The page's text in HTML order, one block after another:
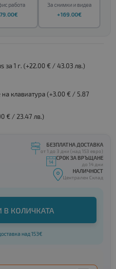
работа За снимки и видеа
+169.00€
за 1 г. (+22.00 € / 43.03 лв.)
клавиатура (+3.00 € / 5.87
€ / 23.47 лв.)
БЕЗПЛАТНА ДОСТАВКА
от 1 до 3 дни (над 153 евро)
СРОК ЗА ВРЪЩАНЕ
до 14 дни
НАЛИЧНОСТ
Централен Склад
КОЛИЧКАТА
над 153€